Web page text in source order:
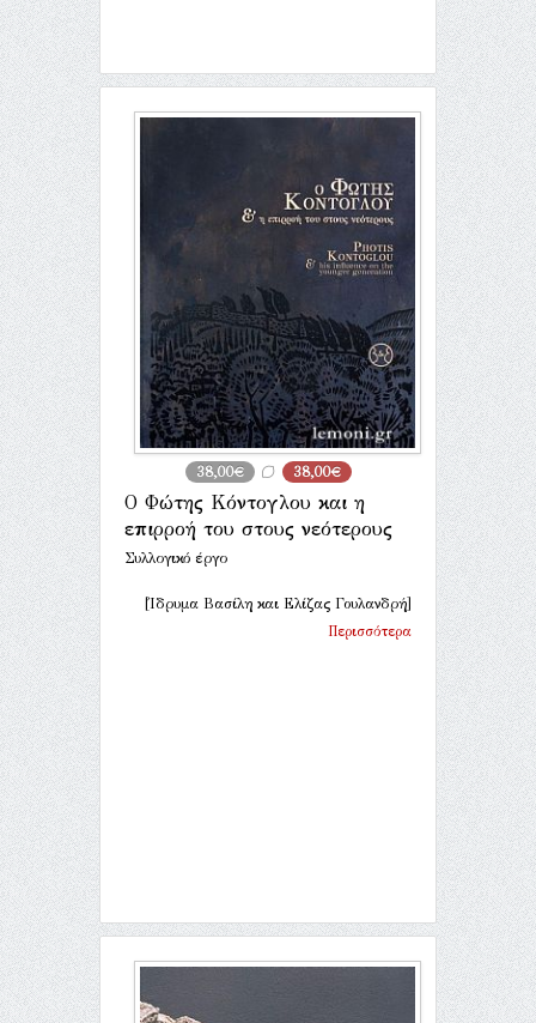
38,00€ 38,00€
Ο Φώτης Κόντογλου και η
επιρροή του στους νεότερους
Συλλογικό έργο
[Ίδρυμα Βασίλη και Ελίζας Γουλανδρή]
Περισσότερα